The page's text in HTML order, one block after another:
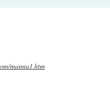
manna1.htm